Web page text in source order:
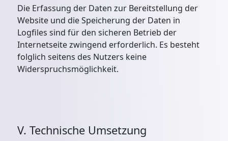
Die Erfassung der Daten zur Bereitstellung der
Website und die Speicherung der Daten in
Logfiles sind für den sicheren Betrieb der
Internetseite zwingend erforderlich. Es besteht
folglich seitens des Nutzers keine
Widerspruchsmöglichkeit.
V. Technische Umsetzung